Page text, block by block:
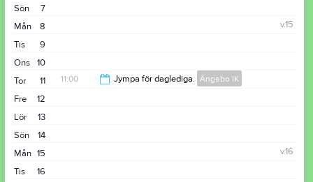
7
Sön
8
Mån
v.15
9
Tis
10
Ons
11
Tor 11:00 Jympa för daglediga. Ängebo IK
12
Fre
13
Lör
14
Sön
15
Mån
v.16
16
Tis